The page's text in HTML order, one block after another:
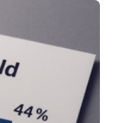
die Gründungen
der Spitze. In
in eine
folgten die
Betrachtet man
– die Anzahl